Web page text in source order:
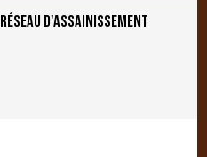
d'assainissement